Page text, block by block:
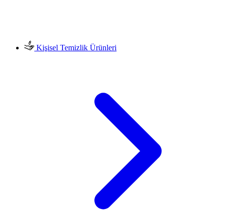
Kişisel Temizlik Ürünleri